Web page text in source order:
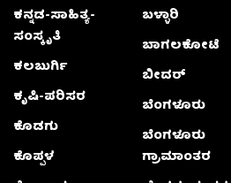
ಕನ್ನಡ-ಸಾಹಿತ್ಯ-
ಸಂಸ್ಕೃತಿ
ಕಲಬುರ್ಗಿ
ಕೃಷಿ-ಪರಿಸರ
ಕೊಡಗು
ಕೊಪ್ಪಳ
ಬಳ್ಳಾರಿ
ಬಾಗಲಕೋಟೆ
ಬೀದರ್
ಬೆಂಗಳೂರು
ಬೆಂಗಳೂರು
ಗ್ರಾಮಾಂತರ